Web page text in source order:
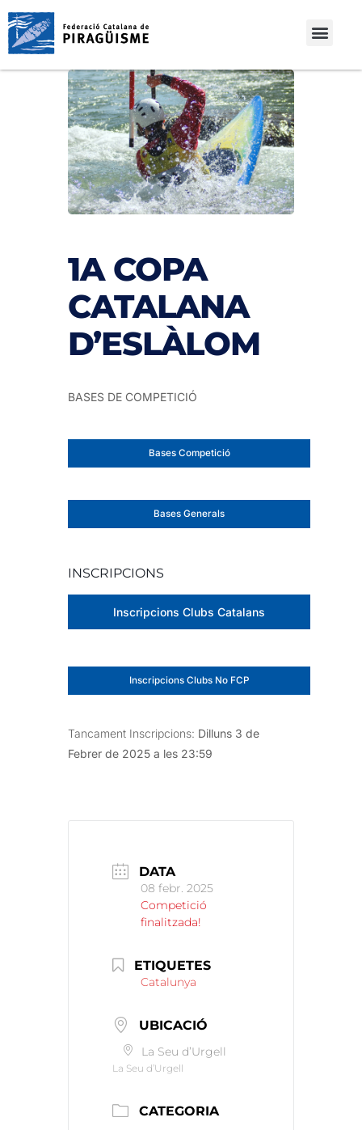
1A COPA
CATALANA
D’ESLÀLOM
BASES DE COMPETICIÓ
Bases Competició
Bases Generals
INSCRIPCIONS
Inscripcions Clubs Catalans
Inscripcions Clubs No FCP
Tancament Inscripcions: Dilluns 3 de
Febrer de 2025 a les 23:59
DATA
08 febr. 2025
Competició
finalitzada!
ETIQUETES
Catalunya
UBICACIÓ
La Seu d’Urgell
La Seu d’Urgell
CATEGORIA